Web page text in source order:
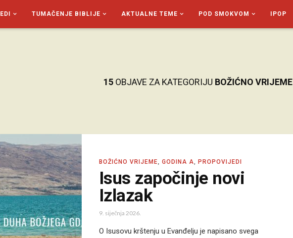
TUMAČENJE BIBLIJE AKTUALNE TEME POD SMOKVOM IPOP
15 OBJAVE ZA KATEGORIJU BOŽIĆNO VRIJEME
BOŽIĆNO VRIJEME, GODINA A, PROPOVIJEDI
Isus započinje novi
Izlazak
9. siječnja 2026.
O Isusovu krštenju u Evanđelju je napisano svega